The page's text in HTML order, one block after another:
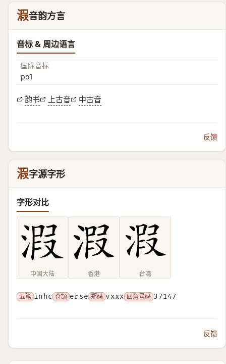
溊音韵方言
音标 & 周边语言
国际音标
po˥
韵书 上古音 中古音
反馈
溊字源字形
字形对比
中国大陆 香港 台湾
五笔 inhc 仓颉 erse 郑码 vxxx 四角号码 37147
反馈